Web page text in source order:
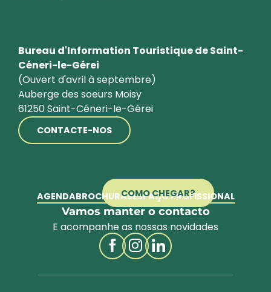
Bureau d'Information Touristique de Saint-
Céneri-le-Gérei
(Ouvert d'avril à septembre)
Auberge des soeurs Moisy
61250 Saint-Céneri-le-Gérei
CONTACTE-NOS
COMO CHEGAR?
AGENDABROCHURASESPAÇO PROFISSIONAL
Vamos manter o contacto
E acompanhe as nossas novidades